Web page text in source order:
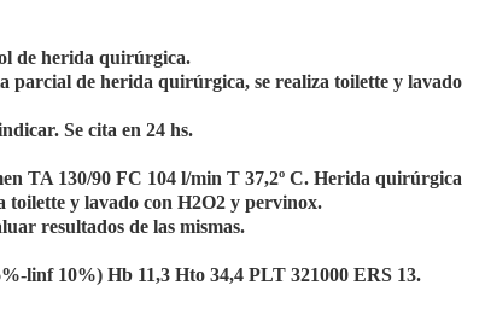
de herida quirúrgica.
parcial de herida quirúrgica, se realiza toilette y lavado
Se cita en 24 hs.
TA 130/90 FC 104 l/min T 37,2º C. Herida quirúrgica
toilette y lavado con H2O2 y pervinox.
resultados de las mismas.
linf 10%) Hb 11,3 Hto 34,4 PLT 321000 ERS 13.